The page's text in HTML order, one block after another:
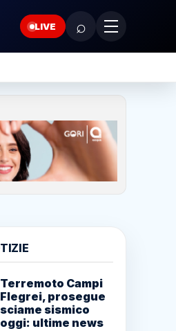
LIVE ⌕
Terremoto Campi
Flegrei, prosegue
sciame sismico
oggi: ultime news